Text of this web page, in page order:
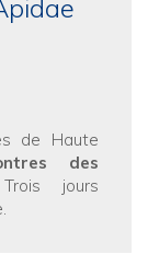
de Haute
des
jours